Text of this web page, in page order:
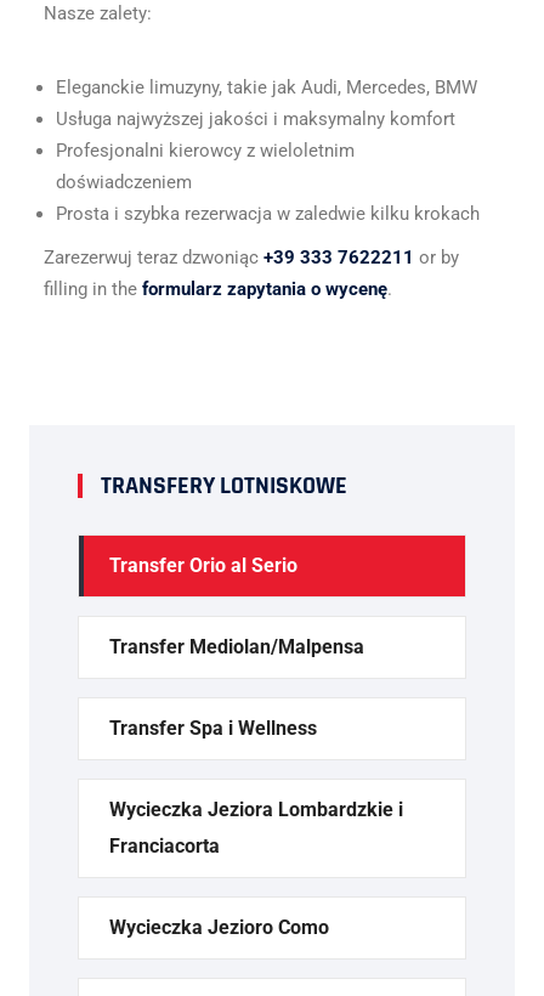
TRANSFERY LOTNISKOWE
Transfer Orio al Serio
Transfer Mediolan/Malpensa
Transfer Spa i Wellness
Wycieczka Jeziora Lombardzkie i
Franciacorta
Wycieczka Jezioro Como
Nasze zalety:
Eleganckie limuzyny, takie jak Audi, Mercedes, BMW
Usługa najwyższej jakości i maksymalny komfort
Profesjonalni kierowcy z wieloletnim
doświadczeniem
Prosta i szybka rezerwacja w zaledwie kilku krokach
Zarezerwuj teraz dzwoniąc +39 333 7622211 or by
filling in the formularz zapytania o wycenę.